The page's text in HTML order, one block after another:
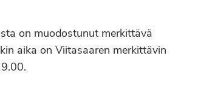
on muodostunut merkittävä
aika on Viitasaaren merkittävin